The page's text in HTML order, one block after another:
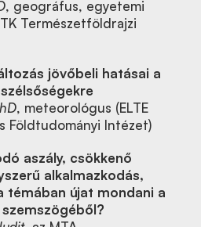
, geográfus, egyetemi
Természetföldrajzi
jövőbeli hatásai a
, meteorológus (ELTE
Földtudományi Intézet)
aszály, csökkenő
alkalmazkodás,
témában újat mondani a